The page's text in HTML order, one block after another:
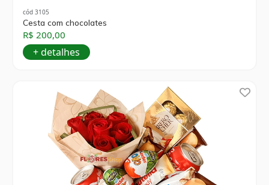
cód 3105
Cesta com chocolates
R$ 200,00
+ detalhes